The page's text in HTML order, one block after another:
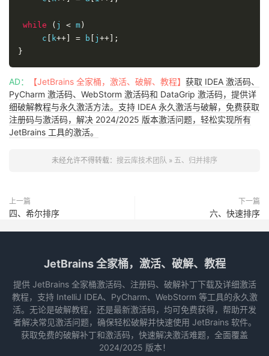
while ( j < m )
     c
k++] = b j ++];
}
AD： 【JetBrains 全家桶，激活、破解、教程】 获取 IDEA 激活码、
PyCharm 激活码、WebStorm 激活码和 DataGrip 激活码，提供详
细破解教程与永久激活方法。支持 IDEA 永久激活与破解，免费获取
注册码与激活码，解决 2024/2025 版本激活问题，轻松实现所有
JetBrains 工具的激活。
未经允许不得转载： 搜云库技术团队 » 五、归并排序
上一篇
四、希尔排序
下一篇
六、快速排序
JetBrains 全家桶，激活、破解、教程
提供 JetBrains 全家桶激活码、注册码、破解补丁下载及详细激活
教程，支持 IntelliJ IDEA、PyCharm、WebStorm 等工具的永久激
活。无论是破解教程，还是最新激活码，均可免费获得，帮助开发
者解决常见激活问题，确保轻松破解并快速使用 JetBrains 软件。
获取免费的破解补丁和激活码，快速解决激活难题，全面覆盖
2024/2025 版本！